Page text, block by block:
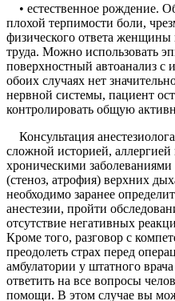
• естественное рождение.
плохой терпимости боли,
физического ответа
труда. Можно использовать
поверхностный автоанализ с
обоих случаях нет
нервной системы, пациент
контролировать общую
Консультация
сложной историей, аллергией
хроническими
(стеноз, атрофия) верхних
необходимо заранее
анестезии, пройти
отсутствие негативных
Кроме того, разговор с
преодолеть страх перед
амбулатории у штатного
ответить на все вопросы
помощи. В этом случае вы